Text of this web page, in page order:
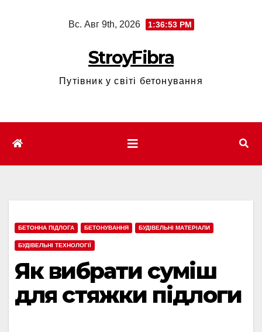
Вс. Авг 9th, 2026 1:36:54 PM
StroyFibra
Путівник у світі бетонування
БЕТОННА ПІДЛОГА БЕТОНУВАННЯ БУДІВЕЛЬНІ МАТЕРІАЛИ
БУДІВЕЛЬНІ ТЕХНОЛОГІЇ
Як вибрати суміш
для стяжки підлоги